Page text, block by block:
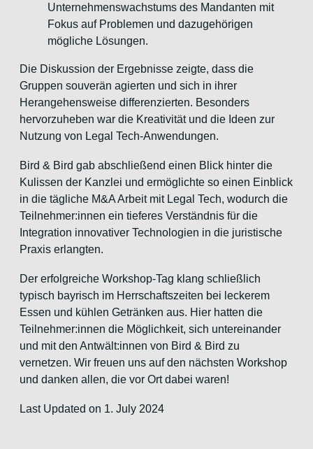
Unternehmenswachstums des Mandanten mit
Fokus auf Problemen und dazugehörigen
mögliche Lösungen.
Die Diskussion der Ergebnisse zeigte, dass die
Gruppen souverän agierten und sich in ihrer
Herangehensweise differenzierten. Besonders
hervorzuheben war die Kreativität und die Ideen zur
Nutzung von Legal Tech-Anwendungen.
Bird & Bird gab abschließend einen Blick hinter die
Kulissen der Kanzlei und ermöglichte so einen Einblick
in die tägliche M&A Arbeit mit Legal Tech, wodurch die
Teilnehmer:innen ein tieferes Verständnis für die
Integration innovativer Technologien in die juristische
Praxis erlangten.
Der erfolgreiche Workshop-Tag klang schließlich
typisch bayrisch im Herrschaftszeiten bei leckerem
Essen und kühlen Getränken aus. Hier hatten die
Teilnehmer:innen die Möglichkeit, sich untereinander
und mit den Antwält:innen von Bird & Bird zu
vernetzen. Wir freuen uns auf den nächsten Workshop
und danken allen, die vor Ort dabei waren!
Last Updated on 1. July 2024